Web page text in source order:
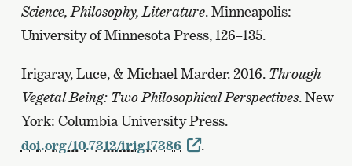
Science, Philosophy, Literature. Minneapolis:
University of Minnesota Press, 126–135.
Irigaray, Luce, & Michael Marder. 2016. Through
Vegetal Being: Two Philosophical Perspectives. New
York: Columbia University Press.
doi.org/10.7312/irig17386
.